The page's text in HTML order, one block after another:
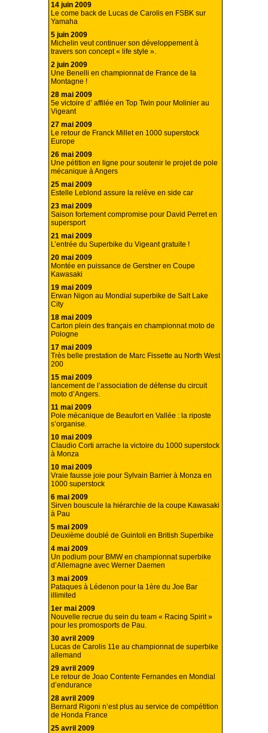
14 juin 2009
Le come back de Lucas de Carolis en FSBK sur
Yamaha
5 juin 2009
Michelin veut continuer son développement à
travers son concept « life style ».
2 juin 2009
Une Benelli en championnat de France de la
Montagne !
28 mai 2009
5e victoire d’ affilée en Top Twin pour Molinier au
Vigeant
27 mai 2009
Le retour de Franck Millet en 1000 superstock
Europe
26 mai 2009
Une pétition en ligne pour soutenir le projet de pole
mécanique à Angers
25 mai 2009
Estelle Leblond assure la relève en side car
23 mai 2009
Saison fortement compromise pour David Perret en
supersport
21 mai 2009
L’entrée du Superbike du Vigeant gratuite !
20 mai 2009
Montée en puissance de Gerstner en Coupe
Kawasaki
19 mai 2009
Erwan Nigon au Mondial superbike de Salt Lake
City
18 mai 2009
Carton plein des français en championnat moto de
Pologne
17 mai 2009
Très belle prestation de Marc Fissette au North West
200
15 mai 2009
lancement de l’association de défense du circuit
moto d’Angers.
11 mai 2009
Pole mécanique de Beaufort en Vallée : la riposte
s’organise.
10 mai 2009
Claudio Corti arrache la victoire du 1000 superstock
à Monza
10 mai 2009
Vraie fausse joie pour Sylvain Barrier à Monza en
1000 superstock
6 mai 2009
Sirven bouscule la hiérarchie de la coupe Kawasaki
à Pau
5 mai 2009
Deuxième doublé de Guintoli en British Superbike
4 mai 2009
Un podium pour BMW en championnat superbike
d’Allemagne avec Werner Daemen
3 mai 2009
Pataques à Lédenon pour la 1ère du Joe Bar
illimited
1er mai 2009
Nouvelle recrue du sein du team « Racing Spirit »
pour les promosports de Pau.
30 avril 2009
Lucas de Carolis 11e au championnat de superbike
allemand
29 avril 2009
Le retour de Joao Contente Fernandes en Mondial
d’endurance
28 avril 2009
Bernard Rigoni n’est plus au service de compétition
de Honda France
25 avril 2009